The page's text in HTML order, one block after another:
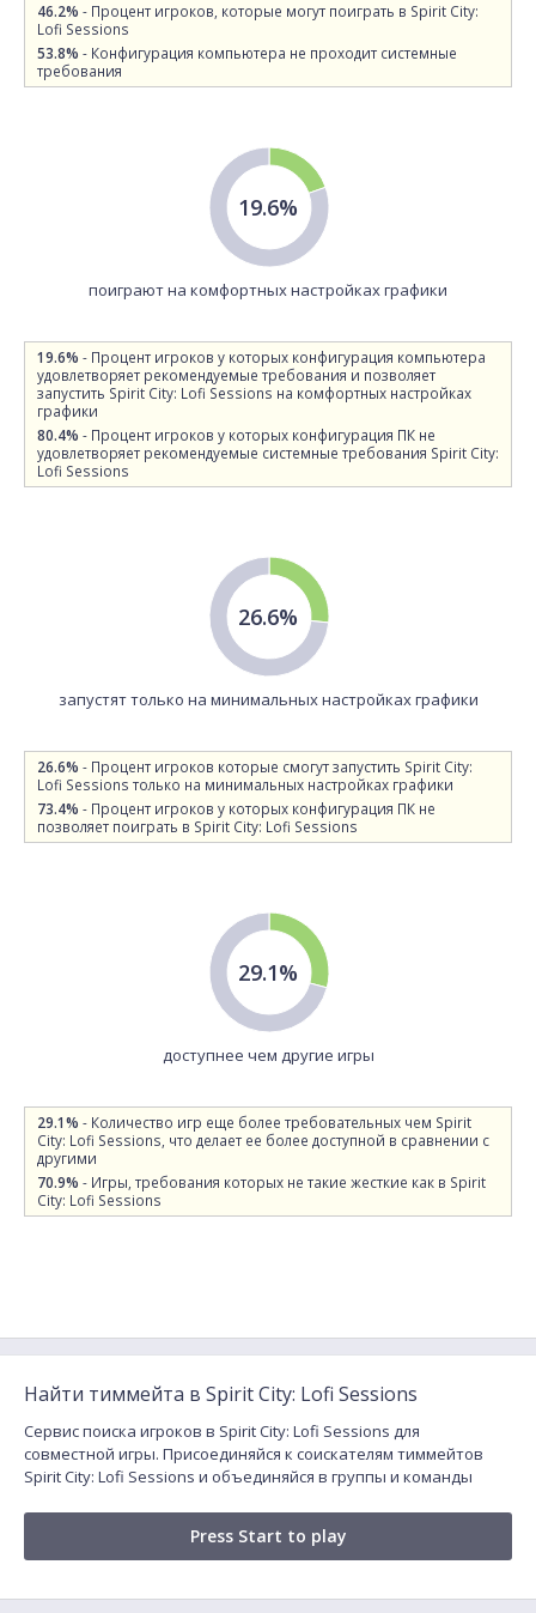
46.2% - Процент игроков, которые могут поиграть в Spirit City:
Lofi Sessions
53.8% - Конфигурация компьютера не проходит системные
требования
19.6%
поиграют на комфортных настройках графики
19.6% - Процент игроков у которых конфигурация компьютера
удовлетворяет рекомендуемые требования и позволяет
запустить Spirit City: Lofi Sessions на комфортных настройках
графики
80.4% - Процент игроков у которых конфигурация ПК не
удовлетворяет рекомендуемые системные требования Spirit City:
Lofi Sessions
26.6%
запустят только на минимальных настройках графики
26.6% - Процент игроков которые смогут запустить Spirit City:
Lofi Sessions только на минимальных настройках графики
73.4% - Процент игроков у которых конфигурация ПК не
позволяет поиграть в Spirit City: Lofi Sessions
29.1%
доступнее чем другие игры
29.1% - Количество игр еще более требовательных чем Spirit
City: Lofi Sessions, что делает ее более доступной в сравнении с
другими
70.9% - Игры, требования которых не такие жесткие как в Spirit
City: Lofi Sessions
Найти тиммейта в Spirit City: Lofi Sessions
Сервис поиска игроков в Spirit City: Lofi Sessions для
совместной игры. Присоединяйся к соискателям тиммейтов
Spirit City: Lofi Sessions и объединяйся в группы и команды
Press Start to play